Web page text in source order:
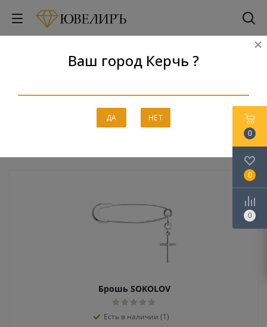
Ваш город Керчь ?
ДА НЕТ
Броши
Главная - Каталог - Серебро - Броши
Брошь SOKOLOV
Есть в наличии (1)
0
0
0